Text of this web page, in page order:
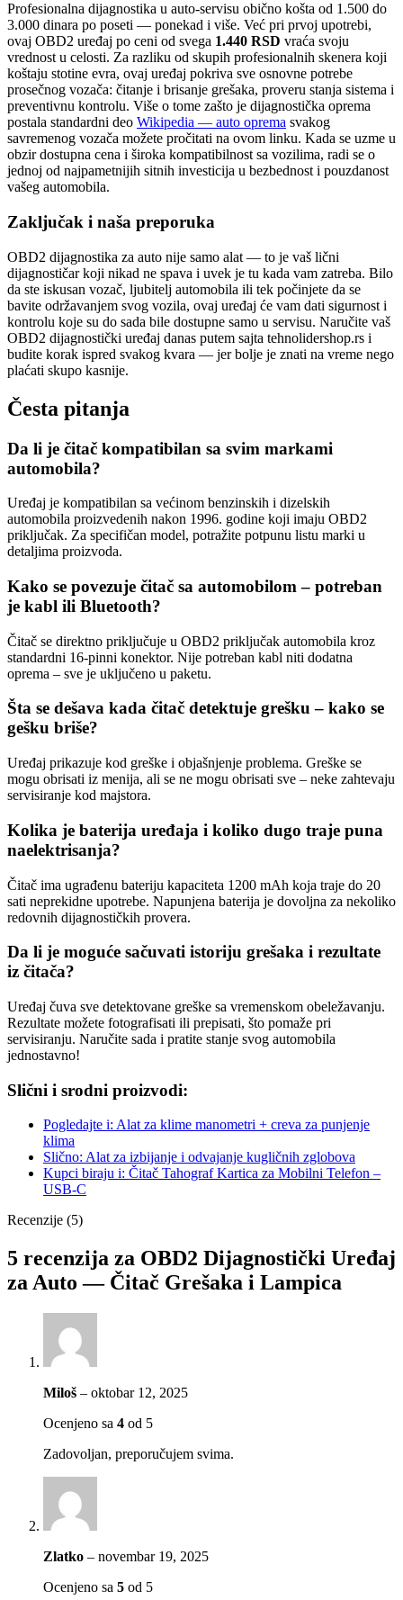
Profesionalna dijagnostika u auto-servisu obično košta od 1.500 do
3.000 dinara po poseti — ponekad i više. Već pri prvoj upotrebi,
ovaj OBD2 uređaj po ceni od svega 1.440 RSD vraća svoju
vrednost u celosti. Za razliku od skupih profesionalnih skenera koji
koštaju stotine evra, ovaj uređaj pokriva sve osnovne potrebe
prosečnog vozača: čitanje i brisanje grešaka, proveru stanja sistema i
preventivnu kontrolu. Više o tome zašto je dijagnostička oprema
postala standardni deo Wikipedia — auto oprema svakog
savremenog vozača možete pročitati na ovom linku. Kada se uzme u
obzir dostupna cena i široka kompatibilnost sa vozilima, radi se o
jednoj od najpametnijih sitnih investicija u bezbednost i pouzdanost
vašeg automobila.
Zaključak i naša preporuka
OBD2 dijagnostika za auto nije samo alat — to je vaš lični
dijagnostičar koji nikad ne spava i uvek je tu kada vam zatreba. Bilo
da ste iskusan vozač, ljubitelj automobila ili tek počinjete da se
bavite održavanjem svog vozila, ovaj uređaj će vam dati sigurnost i
kontrolu koje su do sada bile dostupne samo u servisu. Naručite vaš
OBD2 dijagnostički uređaj danas putem sajta tehnolidershop.rs i
budite korak ispred svakog kvara — jer bolje je znati na vreme nego
plaćati skupo kasnije.
Česta pitanja
Da li je čitač kompatibilan sa svim markami
automobila?
Uređaj je kompatibilan sa većinom benzinskih i dizelskih
automobila proizvedenih nakon 1996. godine koji imaju OBD2
priključak. Za specifičan model, potražite potpunu listu marki u
detaljima proizvoda.
Kako se povezuje čitač sa automobilom – potreban
je kabl ili Bluetooth?
Čitač se direktno priključuje u OBD2 priključak automobila kroz
standardni 16-pinni konektor. Nije potreban kabl niti dodatna
oprema – sve je uključeno u paketu.
Šta se dešava kada čitač detektuje grešku – kako se
gešku briše?
Uređaj prikazuje kod greške i objašnjenje problema. Greške se
mogu obrisati iz menija, ali se ne mogu obrisati sve – neke zahtevaju
servisiranje kod majstora.
Kolika je baterija uređaja i koliko dugo traje puna
naelektrisanja?
Čitač ima ugrađenu bateriju kapaciteta 1200 mAh koja traje do 20
sati neprekidne upotrebe. Napunjena baterija je dovoljna za nekoliko
redovnih dijagnostičkih provera.
Da li je moguće sačuvati istoriju grešaka i rezultate
iz čitača?
Uređaj čuva sve detektovane greške sa vremenskom obeležavanju.
Rezultate možete fotografisati ili prepisati, što pomaže pri
servisiranju. Naručite sada i pratite stanje svog automobila
jednostavno!
Slični i srodni proizvodi:
Pogledajte i: Alat za klime manometri + creva za punjenje
klima
Slično: Alat za izbijanje i odvajanje kugličnih zglobova
Kupci biraju i: Čitač Tahograf Kartica za Mobilni Telefon –
USB-C
Recenzije (5)
5 recenzija za OBD2 Dijagnostički Uređaj
za Auto — Čitač Grešaka i Lampica
Miloš – oktobar 12, 2025
Ocenjeno sa 4 od 5
Zadovoljan, preporučujem svima.
Zlatko – novembar 19, 2025
Ocenjeno sa 5 od 5